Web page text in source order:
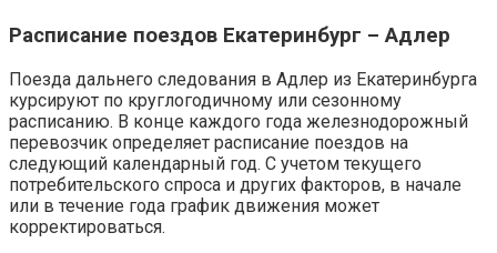
Расписание поездов Екатеринбург – Адлер
Поезда дальнего следования в Адлер из Екатеринбурга
курсируют по круглогодичному или сезонному
расписанию. В конце каждого года железнодорожный
перевозчик определяет расписание поездов на
следующий календарный год. С учетом текущего
потребительского спроса и других факторов, в начале
или в течение года график движения может
корректироваться.